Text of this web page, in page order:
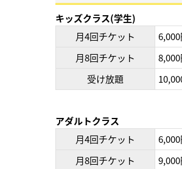
キッズクラス(学生)
月4回チケット
月8回チケット
受け放題
アダルトクラス
月4回チケット
月8回チケット